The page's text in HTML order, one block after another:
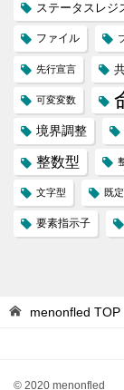
ステータスレジ
ファイル
先行宣言
可変変数
境界調整
整数型
文字型 既
要素指示子
menonfled TOP
© 2020 menonfled